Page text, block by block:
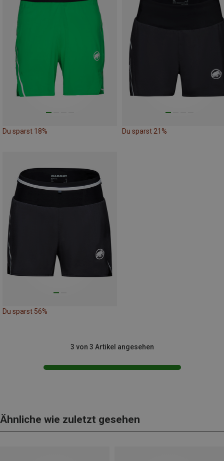
Du sparst 18% Du sparst 21%
Du sparst 56%
3 von 3 Artikel angesehen
Ähnliche wie zuletzt gesehen